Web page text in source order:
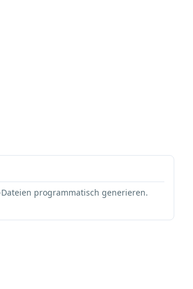
programmatisch generieren.